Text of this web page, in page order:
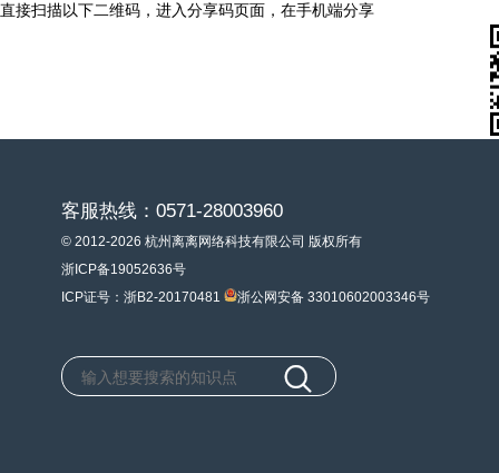
直接扫描以下二维码，进入分享码页面，在手机端分享
客服热线：0571-28003960
© 2012-2026 杭州离离网络科技有限公司 版权所有
浙ICP备19052636号
ICP证号：浙B2-20170481
浙公网安备 33010602003346号